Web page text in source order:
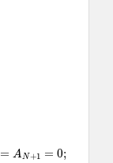
= AN+1 = 0;
N+